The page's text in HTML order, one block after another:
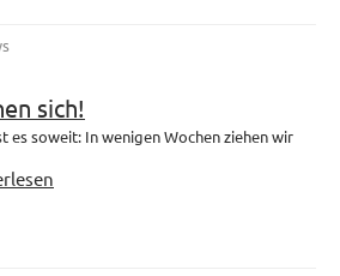
sich!
es soweit: In wenigen Wochen ziehen wir